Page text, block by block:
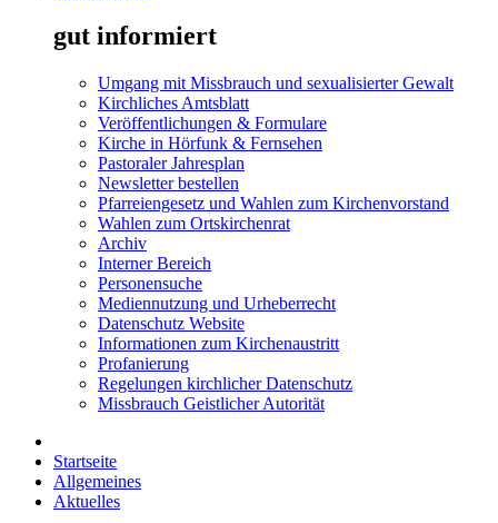
gut informiert
Umgang mit Missbrauch und sexualisierter Gewalt
Kirchliches Amtsblatt
Veröffentlichungen & Formulare
Kirche in Hörfunk & Fernsehen
Pastoraler Jahresplan
Newsletter bestellen
Pfarreiengesetz und Wahlen zum Kirchenvorstand
Wahlen zum Ortskirchenrat
Archiv
Interner Bereich
Personensuche
Mediennutzung und Urheberrecht
Datenschutz Website
Informationen zum Kirchenaustritt
Profanierung
Regelungen kirchlicher Datenschutz
Missbrauch Geistlicher Autorität
Startseite
Allgemeines
Aktuelles